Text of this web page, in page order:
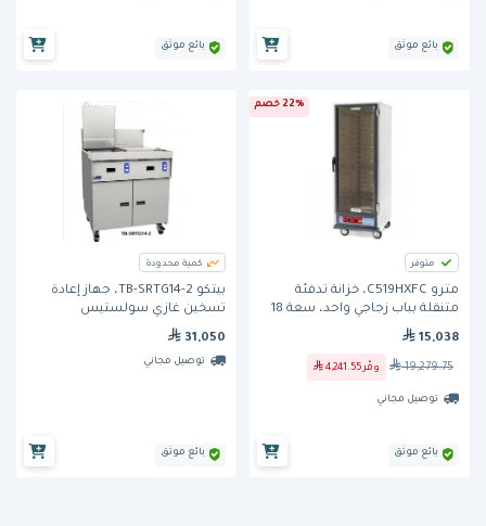
بائع موثق بائع موثق
22% خصم
متوفر
مترو C519HXFC، خزانة تدفئة
متنقلة بباب زجاجي واحد، سعة 18
15,038
19,279.75 وفّر 4,241.55
توصيل مجاني
بائع موثق
كمية محدودة
بيتكو TB-SRTG14-2، جهاز إعادة
تسخين غازي سولستيس
31,050
توصيل مجاني
بائع موثق